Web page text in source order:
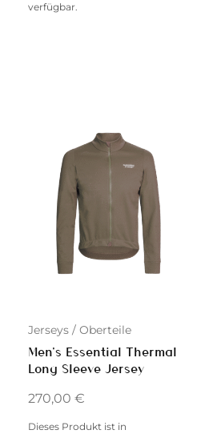
verfügbar.
Jerseys / Oberteile
Men’s Essential Thermal
Long Sleeve Jersey
270,00 €
Dieses Produkt ist in